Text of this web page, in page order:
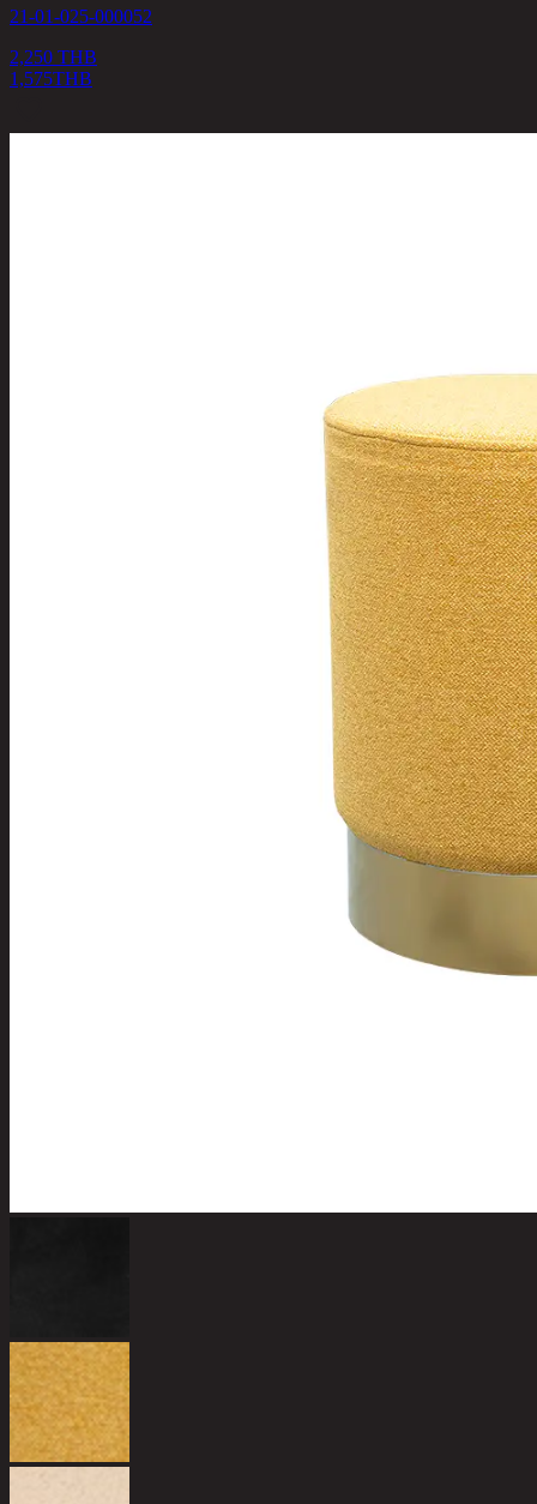
21-01-025-000052
2,250 THB
1,575THB